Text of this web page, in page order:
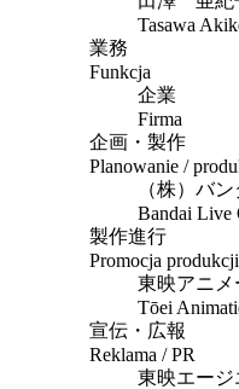
Tasawa
業務
Funkcja
企業
Firma
企画・製作
Planowanie /
（株）バ
Bandai Live
製作進行
Promocja produkcji
東映アニメ
Tōei
宣伝・広報
Reklama / PR
東映エージ